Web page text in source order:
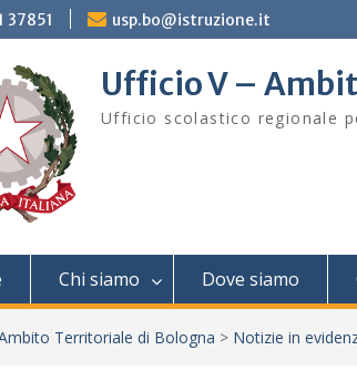
37851 usp.bo@istruzione.it
Ufficio V –
Ufficio scolastico regionale
Chi siamo Dove siamo
Territoriale di Bologna > Notizie in